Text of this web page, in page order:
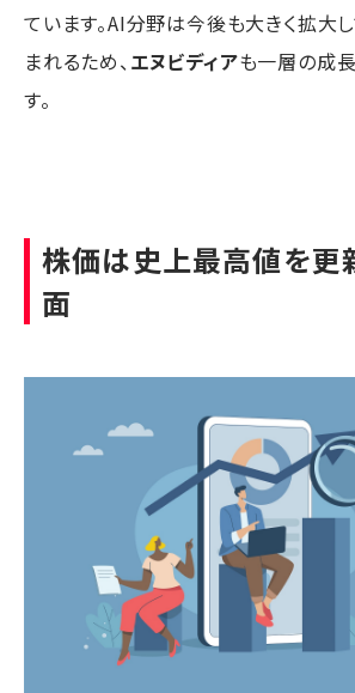
ています。AI分野は今後も大きく拡大
まれるため、エヌビディアも一層の成
す。
株価は史上最高値を更
面